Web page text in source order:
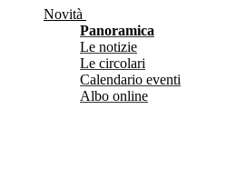
Novità
Panoramica
Le notizie
Le circolari
Calendario eventi
Albo online